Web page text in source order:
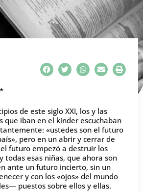
de este siglo XXI, los y las
que iban en el kínder escuchaban
«ustedes son el futuro
pero en un abrir y cerrar de
futuro empezó a destruir los
todas esas niñas, que ahora son
ante un futuro incierto, sin un
y con los «ojos» del mundo
puestos sobre ellos y ellas.